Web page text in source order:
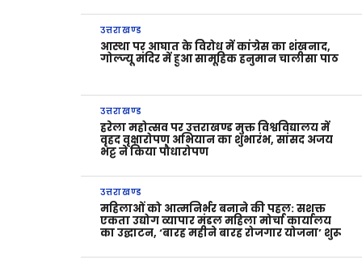
उत्तराखण्ड
आस्था पर आघात के विरोध में कांग्रेस का शंखनाद,
गोल्ज्यू मंदिर में हुआ सामूहिक हनुमान चालीसा पाठ
उत्तराखण्ड
हरेला महोत्सव पर उत्तराखण्ड मुक्त विश्वविद्यालय में
वृहद वृक्षारोपण अभियान का शुभारंभ, सांसद अजय
भट्ट ने किया पौधारोपण
उत्तराखण्ड
महिलाओं को आत्मनिर्भर बनाने की पहल: सशक्त
एकता उद्योग व्यापार मंडल महिला मोर्चा कार्यालय
का उद्घाटन, ‘बारह महीने बारह रोजगार योजना’ शुरू